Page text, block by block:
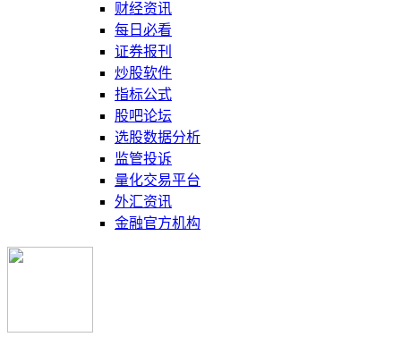
财经资讯
每日必看
证券报刊
炒股软件
指标公式
股吧论坛
选股数据分析
监管投诉
量化交易平台
外汇资讯
金融官方机构